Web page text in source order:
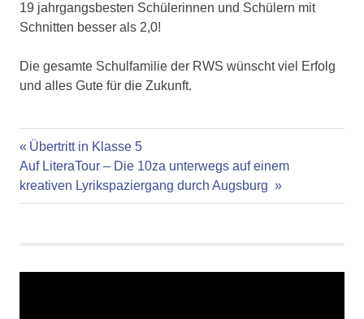
19 jahrgangsbesten Schülerinnen und Schülern mit
Schnitten besser als 2,0!
Die gesamte Schulfamilie der RWS wünscht viel Erfolg
und alles Gute für die Zukunft.
Beitragsnavigation
Vorheriger
Beitrag:
Übertritt in Klasse 5
Nächster
Beitrag:
Auf LiteraTour – Die 10za unterwegs auf einem
kreativen Lyrikspaziergang durch Augsburg